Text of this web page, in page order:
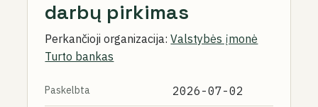
darbų pirkimas
Perkančioji organizacija:Valstybės įmonė
Turto bankas
Paskelbta 2026-07-02